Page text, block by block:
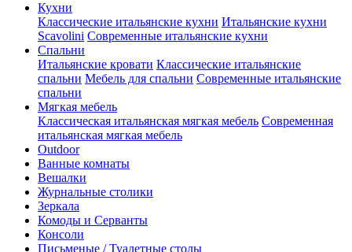
Кухни
Классические итальянские кухни Итальянские кухни
Scavolini Современные итальянские кухни
Спальни
Итальянские кровати Классические итальянские
спальни Мебель для спальни Современные итальянские
спальни
Мягкая мебель
Классическая итальянская мягкая мебель Современная
итальянская мягкая мебель
Outdoor
Ванные комнаты
Вешалки
Журнальные столики
Зеркала
Комоды и Серванты
Консоли
Письменые / Туалетные столы